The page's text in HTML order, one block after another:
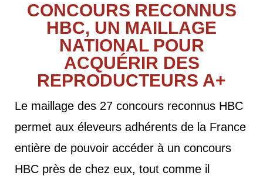
CONCOURS RECONNUS
HBC, UN MAILLAGE
NATIONAL POUR
ACQUÉRIR DES
REPRODUCTEURS A+
Le maillage des 27 concours reconnus HBC
permet aux éleveurs adhérents de la France
entière de pouvoir accéder à un concours
HBC près de chez eux, tout comme il